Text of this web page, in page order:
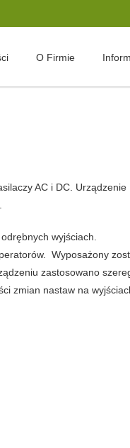
O Firmie
AC i DC. Urządzenie
wyjściach.
Wyposażony
zastosowano
zmian nastaw na